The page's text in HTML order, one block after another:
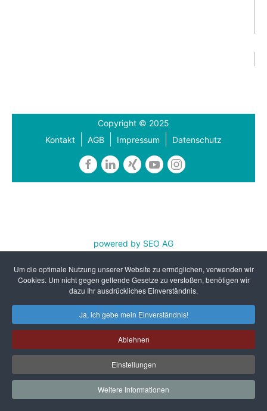
Um die optimale Nutzung unserer Website zu ermöglichen, verwenden wir
Cookies. Um nicht gegen geltende Gesetze zu verstoßen, benötigen wir
dazu Ihr ausdrückliches Einverständnis.
Ja, ich gebe mein Einverständnis!
Ablehnen
Einstellungen
Weitere Informationen
Copyright © 2025
Kontakt
AGB Impressum Datenschutz
powered by SEO AG
REFA Nordwest e.V. ist zertifiziert nach DIN EN ISO
9001:2015 und AZAV